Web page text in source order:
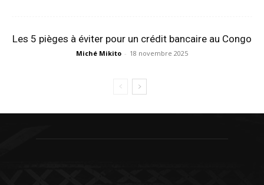
Les 5 pièges à éviter pour un crédit bancaire au Congo
Miché Mikito - 18 novembre 2025